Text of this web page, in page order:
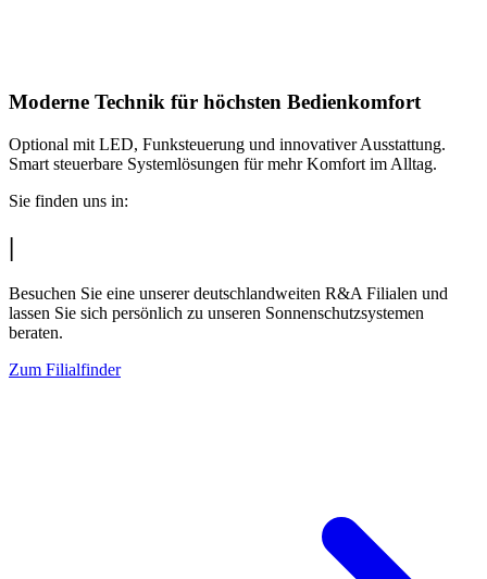
Moderne Technik für höchsten Bedienkomfort
Optional mit LED, Funksteuerung und innovativer Ausstattung.
Smart steuerbare Systemlösungen für mehr Komfort im Alltag.
Sie finden uns in:
|
Besuchen Sie eine unserer deutschlandweiten R&A Filialen und
lassen Sie sich persönlich zu unseren Sonnenschutzsystemen
beraten.
Zum Filialfinder